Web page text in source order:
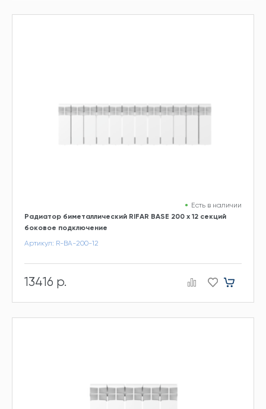
Есть в наличии
Радиатор биметаллический RIFAR BASE 200 х 12 секций
боковое подключение
Артикул: R-BA-200-12
13416 р.